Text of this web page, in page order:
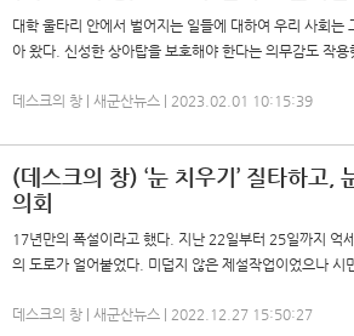
대학 울타리 안에서 벌어지는 일들에 대하여 우리 사회는
아 왔다. 신성한 상아탑을 보호해야 한다는 의무감도 작용
데스크의 창 | 새군산뉴스 | 2023.02.01 10:15:39
(데스크의 창) ‘눈 치우기’ 질타하고,
의회
17년만의 폭설이라고 했다. 지난 22일부터 25일까지 억
의 도로가 얼어붙었다. 미덥지 않은 제설작업이었으나 시
데스크의 창 | 새군산뉴스 | 2022.12.27 15:50:27